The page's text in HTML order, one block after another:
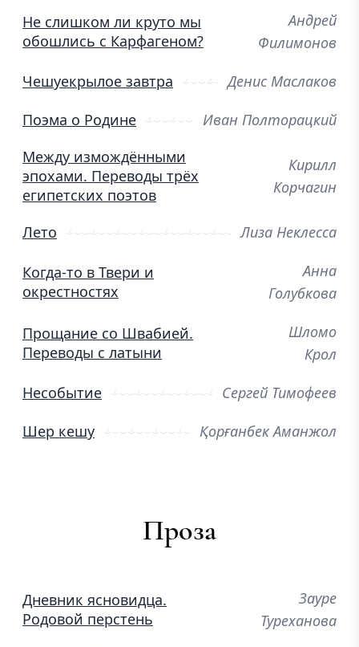
Не слишком ли круто мы
обошлись с Карфагеном?
Андрей
Филимонов
Чешуекрылое завтра
Денис Маслаков
Поэма о Родине
Иван Полторацкий
Между измождёнными
эпохами. Переводы трёх
египетских поэтов
Кирилл
Корчагин
Лето Лиза Неклесса
Когда-то в Твери и
окрестностях
Анна
Голубкова
Прощание со Швабией.
Переводы с латыни
Шломо
Крол
Несобытие
Сергей Тимофеев
Шер кешу
Қорғанбек Аманжол
Проза
Дневник ясновидца.
Родовой перстень
Зауре
Туреханова